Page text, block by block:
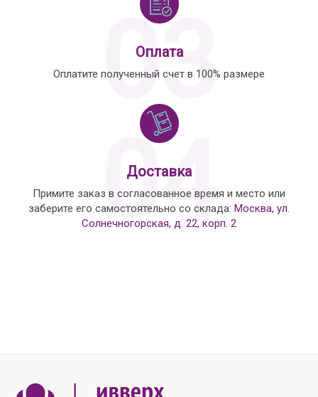
03
Оплата
Оплатите полученный счет в 100% размере
04
Доставка
Примите заказ в согласованное время и место или
заберите его самостоятельно со склада: Москва, ул.
Солнечногорская, д. 22, корп. 2